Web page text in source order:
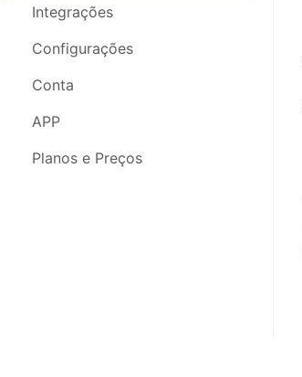
Segurança da Conta
Webinars
Armazém 3PL
Logística 3PL
Configurações
Conta
Integrações
Integrações
Configurações
Conta
APP
Planos e Preços